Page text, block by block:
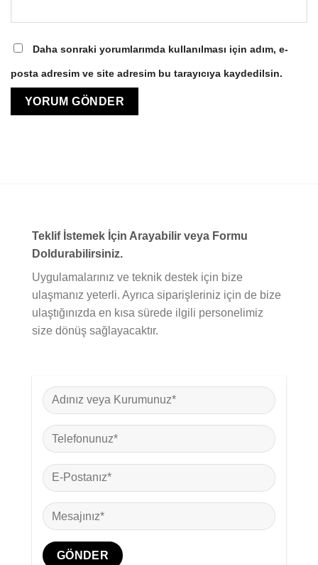
Daha sonraki yorumlarımda kullanılması için adım, e-
posta adresim ve site adresim bu tarayıcıya kaydedilsin.
Teklif İstemek İçin Arayabilir veya Formu
Doldurabilirsiniz.
Uygulamalarınız ve teknik destek için bize
ulaşmanız yeterli. Ayrıca siparişleriniz için de bize
ulaştığınızda en kısa sürede ilgili personelimiz
size dönüş sağlayacaktır.